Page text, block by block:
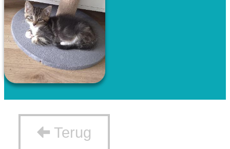
Terug